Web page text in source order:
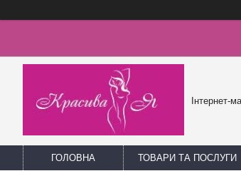
Інтернет-
ГОЛОВНА ТОВАРИ ТА ПОСЛУГИ